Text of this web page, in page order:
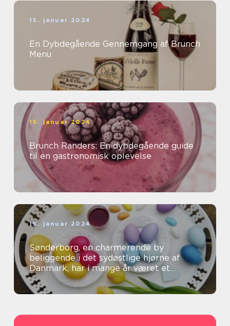
15. januar 2024
En Dybdegående Gennemgang af Brunch
Menu
15. januar 2024
Brunch Randers: En dybdegående guide
til en gastronomisk oplevelse
15. januar 2024
Sønderborg, en charmerende by
beliggende i det sydøstlige hjørne af
Danmark, har i mange år været et
populært rejsemål for både
eventyrrejsende og bac...